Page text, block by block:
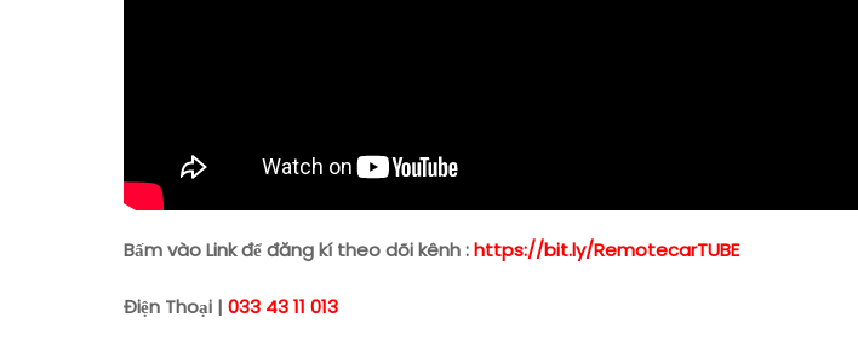
Bấm vào Link để đăng kí theo dõi kênh :https://bit.ly/RemotecarTUBE
Điện Thoại | 033 43 11 013